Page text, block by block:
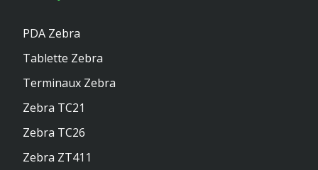
PDA Zebra
Tablette Zebra
Terminaux Zebra
Zebra TC21
Zebra TC26
Zebra ZT411